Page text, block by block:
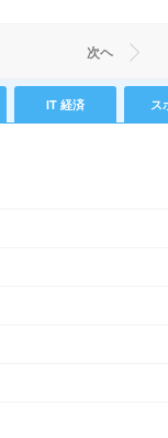
次ヘ
IT 経済 ス